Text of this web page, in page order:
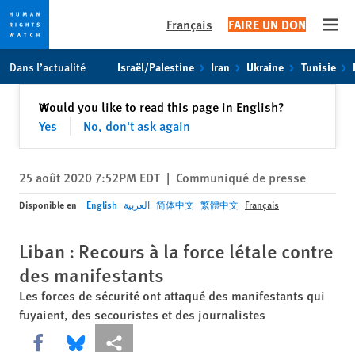
toto
content
Français FAIRE UN DON
Dans l’actualité Israël/Palestine Iran Ukraine Tunisie
Would you like to read this page in English?
Yes
No, don't ask again
✕Fermer
25 août 2020 7:52PM EDT | Communiqué de presse
Disponible en English العربية 简体中文 繁體中文 Français
Liban : Recours à la force létale contre
des manifestants
Les forces de sécurité ont attaqué des manifestants qui
fuyaient, des secouristes et des journalistes
Share this via Facebook
Share this via Bluesky
Share this via Partagez